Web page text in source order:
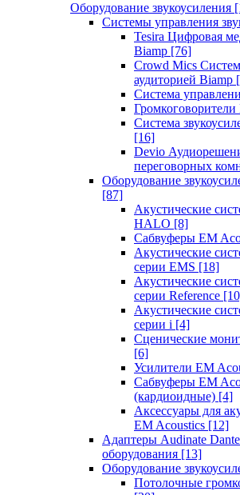
Оборудование звукоусиления
Системы управления
Tesira Цифровая
Biamp [76]
Crowd Mics
аудиторией Biamp
Система
Громкоговорители
Система
[16]
Devio
переговорных
Оборудование
[87]
Акустические
HALO [8]
Сабвуферы EM
Акустические
серии EMS [18]
Акустические
серии Reference
Акустические
серии i [4]
Сценические
[6]
Усилители EM
Сабвуферы EM
(кардиоидные) [4]
Аксессуары для
EM Acoustics [12]
Адаптеры Audinate Dante
оборудования [13]
Оборудование
Потолочные